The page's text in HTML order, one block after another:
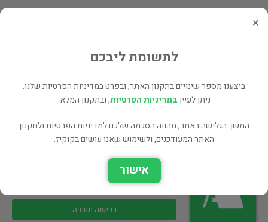
45 ₪
רכישה ישירה
רכישה ישירה
×
לתשומת ליבכם
ביצענו מספר שינויים בתקנון האתר, ובפרט במדיניות הפרטיות שלנו.
ניתן לעייןבמדיניות הפרטיות, ובתקנון המלא.
המשך הגלישה באתר, מהווה הסכמה שלכם למדיניות הפרטיות ולתקנון
האתר המעודכנים, ולשימוש שאנו עושים בקוקיז.
אישור